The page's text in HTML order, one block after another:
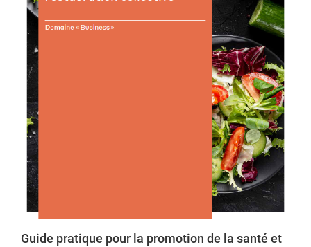
Guide pratique pour la promotion de la santé et